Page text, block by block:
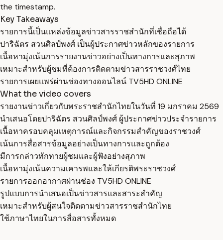
the timestamp.
Key Takeaways
รายการนี้เป็นแหล่งข้อมูลข่าวสารราชสำนักที่เชื่อถือได้
ปาริฉัตร สวนศิลป์พงศ์ เป็นผู้ประกาศข่าวหลักของรายการ
เนื้อหามุ่งเน้นการรายงานข่าวอย่างเป็นทางการและสุภาพ
เหมาะสำหรับผู้ชมที่ต้องการติดตามข่าวสารราชวงศ์ไทย
รายการเผยแพร่ผ่านช่องทางออนไลน์ TV5HD ONLINE
What the video covers
รายงานข่าวเกี่ยวกับพระราชสำนักไทยในวันที่ 19 มกราคม 2569
นำเสนอโดยปาริฉัตร สวนศิลป์พงศ์ ผู้ประกาศข่าวประจำรายการ
เนื้อหาครอบคลุมเหตุการณ์และกิจกรรมสำคัญของราชวงศ์
เน้นการสื่อสารข้อมูลอย่างเป็นทางการและถูกต้อง
มีการกล่าวทักทายผู้ชมและผู้ฟังอย่างสุภาพ
เนื้อหามุ่งเน้นความเคารพและให้เกียรติพระราชวงศ์
รายการออกอากาศผ่านช่อง TV5HD ONLINE
รูปแบบการนำเสนอเป็นข่าวสารและสาระสำคัญ
เหมาะสำหรับผู้สนใจติดตามข่าวสารราชสำนักไทย
ใช้ภาษาไทยในการสื่อสารทั้งหมด